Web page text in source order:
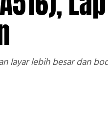
layar lebih besar dan